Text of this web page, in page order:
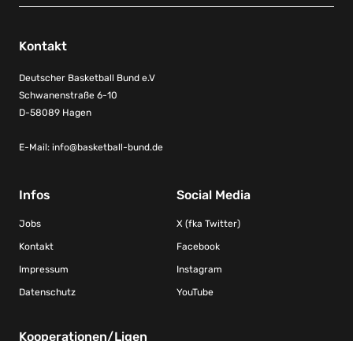
Kontakt
Deutscher Basketball Bund e.V
Schwanenstraße 6-10
D-58089 Hagen
E-Mail: info@basketball-bund.de
Infos
Jobs
Kontakt
Impressum
Datenschutz
Social Media
X (fka Twitter)
Facebook
Instagram
YouTube
Kooperationen/Ligen